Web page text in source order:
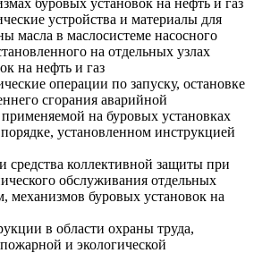
буровых установок на нефть и газ
устройства и материалы для
масла в маслосистеме насосного
на отдельных узлах
на нефть и газ
операции по запуску, остановке
сгорания аварийной
на буровых установках
установленном инструкцией
коллективной защиты при
обслуживания отдельных
механизмов буровых установок на
в области охраны труда,
и экологической